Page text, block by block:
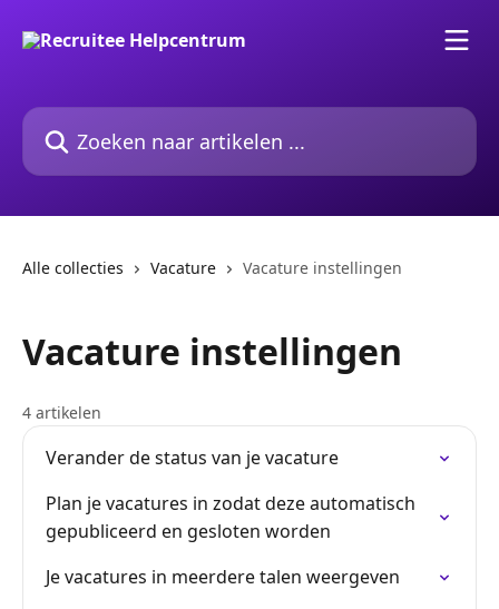
Zoeken naar artikelen ...
Alle collecties Vacature Vacature instellingen
Vacature instellingen
4 artikelen
Verander de status van je vacature
Plan je vacatures in zodat deze automatisch
gepubliceerd en gesloten worden
Je vacatures in meerdere talen weergeven